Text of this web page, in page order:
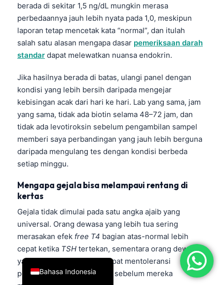
berada di sekitar 1,5 ng/dL mungkin merasa
perbedaannya jauh lebih nyata pada 1,0, meskipun
laporan tetap mencetak kata “normal”, dan itulah
salah satu alasan mengapa dasar pemeriksaan darah
standar dapat melewatkan nuansa endokrin.
Jika hasilnya berada di batas, ulangi panel dengan
kondisi yang lebih bersih daripada mengejar
kebisingan acak dari hari ke hari. Lab yang sama, jam
yang sama, tidak ada biotin selama 48–72 jam, dan
tidak ada levotiroksin sebelum pengambilan sampel
memberi saya perbandingan yang jauh lebih berguna
daripada mengulang tes dengan kondisi berbeda
setiap minggu.
Mengapa gejala bisa melampaui rentang di
kertas
Gejala tidak dimulai pada satu angka ajaib yang
universal. Orang dewasa yang lebih tua sering
merasakan efek free T4 bagian atas-normal lebih
cepat ketika TSH tertekan, sementara orang dewasa
yang lebih muda kadang dapat mentoleransi
perubahan yang lebih lebar sebelum mereka
Bahasa Indonesia
Deutsch
العربية
עִבְרִית
Español
Português
Ελληνικά
Türkçe
Română
简体中文
فارسی
Български
Dansk
Nederlands